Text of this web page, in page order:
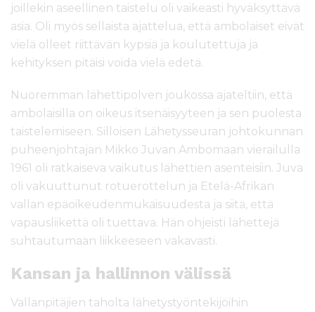
joillekin aseellinen taistelu oli vaikeasti hyväksyttävä
asia. Oli myös sellaista ajattelua, että ambolaiset eivät
vielä olleet riittävän kypsiä ja koulutettuja ja
kehityksen pitäisi voida vielä edetä.
Nuoremman lähettipolven joukossa ajateltiin, että
ambolaisilla on oikeus itsenäisyyteen ja sen puolesta
taistelemiseen. Silloisen Lähetysseuran johtokunnan
puheenjohtajan Mikko Juvan Ambomaan vierailulla
1961 oli ratkaiseva vaikutus lähettien asenteisiin. Juva
oli vakuuttunut rotuerottelun ja Etelä-Afrikan
vallan epäoikeudenmukaisuudesta ja siitä, että
vapausliikettä oli tuettava. Hän ohjeisti lähettejä
suhtautumaan liikkeeseen vakavasti.
Kansan ja hallinnon välissä
Vallanpitäjien taholta lähetystyöntekijöihin